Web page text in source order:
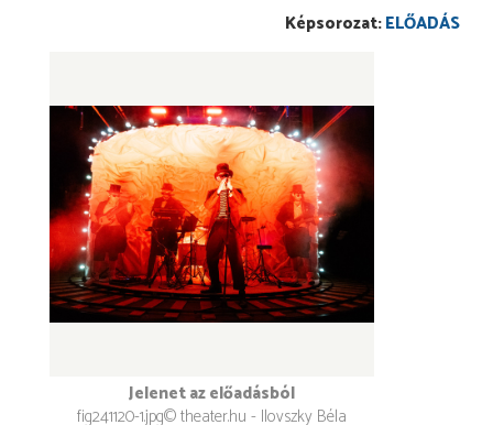
ELŐADÁS
Jelenet az előadásból
© theater.hu - Ilovszky Béla
fig241120-1.jpg